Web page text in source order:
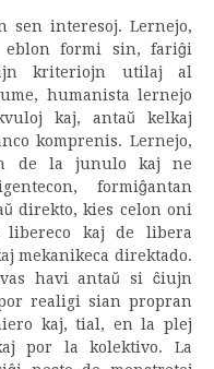
sen interesoj. Lernejo,
formi sin, fariĝi
kriteriojn utilaj al
humanista lernejo
kaj, antaŭ kelkaj
komprenis. Lernejo,
de la junulo kaj ne
formiĝantan
direkto, kies celon oni
libereco kaj de libera
mekanikeca direktado.
havi antaŭ si ĉiujn
realigi sian propran
kaj, tial, en la plej
por la kolektivo. La